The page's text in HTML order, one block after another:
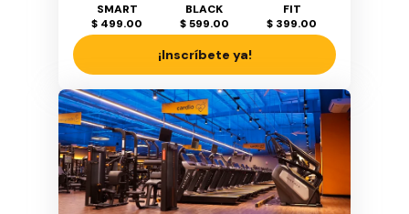
SMART
$ 499.00
BLACK
$ 599.00
FIT
$ 399.00
¡Inscríbete ya!